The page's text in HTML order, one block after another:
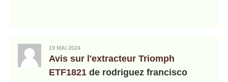
19 MAI 2024
Avis sur l'extracteur Triomph
ETF1821 de rodriguez francisco